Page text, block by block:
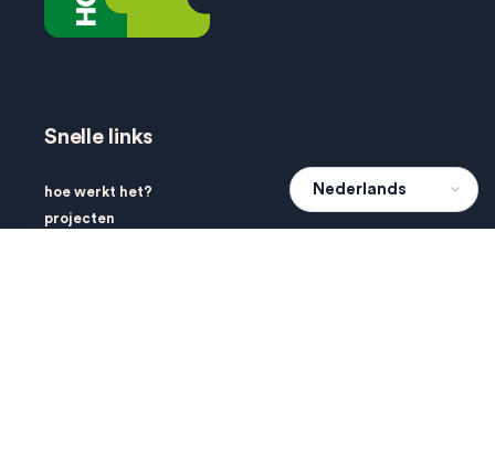
Snelle links
hoe werkt het?
projecten